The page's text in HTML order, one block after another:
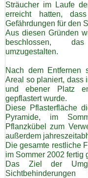
Sponsoren
Links
Gästebuch
Datenschutz
Kontakt
Impressum
Sträucher im Laufe
erreicht hatten,
Gefährdungen für den
Aus diesen Gründen
beschlossen,
umzugestalten.
Nach dem Entfernen
Areal so planiert, dass
und ebener Platz
gepflastert wurde.
Diese Pflasterfläche
Pyramide, im
Pflanzkübel zum
außerdem
Die gesamte restliche
im Sommer 2002 fertig
Das Ziel der